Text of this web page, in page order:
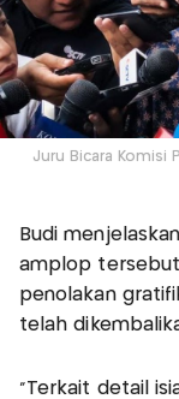
Juru Bicara Komisi
Budi
amplop tersebut
penolakan
telah
"Terkait detail